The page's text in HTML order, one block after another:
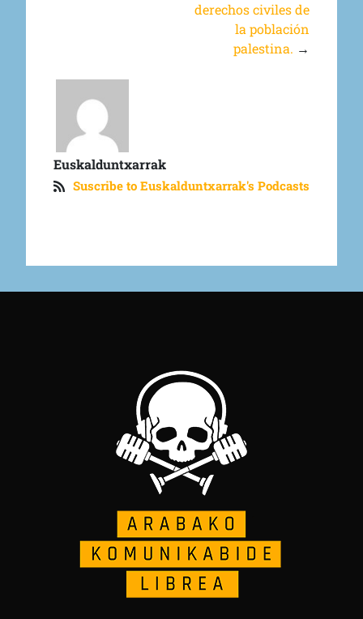
derechos civiles de
la población
palestina. →
Euskalduntxarrak
Suscribe to Euskalduntxarrak's Podcasts